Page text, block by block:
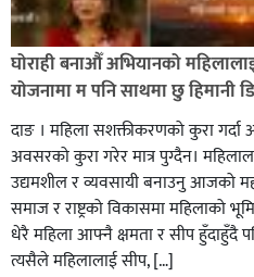
घोराही बनाऔँ अभियानको
योजनामा म पनि साथमा छु हिमानी
दाङ । महिला सशक्तीकरणको कुरा
अवसरको कुरा गरेर मात्र पुग्दैन।
उद्यमशील र व्यवसायी बनाउनु आजको
समाज र राष्ट्रको विकासमा महिलाको
धेरै महिला आफ्नै क्षमता र सीप हुँदाहुँदै
त्यसैले महिलालाई सीप, […]